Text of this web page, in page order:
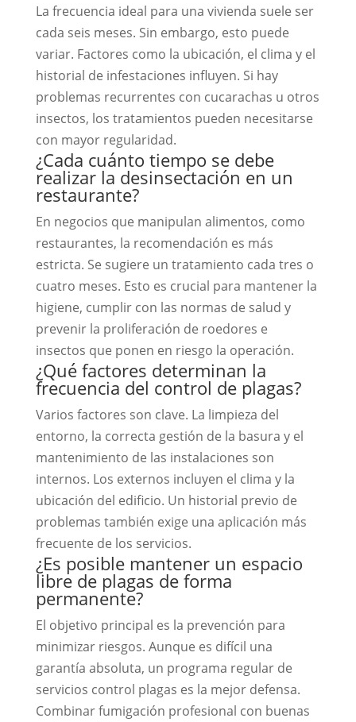
La frecuencia ideal para una vivienda suele ser
cada seis meses. Sin embargo, esto puede
variar. Factores como la ubicación, el clima y el
historial de infestaciones influyen. Si hay
problemas recurrentes con cucarachas u otros
insectos, los tratamientos pueden necesitarse
con mayor regularidad.
¿Cada cuánto tiempo se debe
realizar la desinsectación en un
restaurante?
En negocios que manipulan alimentos, como
restaurantes, la recomendación es más
estricta. Se sugiere un tratamiento cada tres o
cuatro meses. Esto es crucial para mantener la
higiene, cumplir con las normas de salud y
prevenir la proliferación de roedores e
insectos que ponen en riesgo la operación.
¿Qué factores determinan la
frecuencia del control de plagas?
Varios factores son clave. La limpieza del
entorno, la correcta gestión de la basura y el
mantenimiento de las instalaciones son
internos. Los externos incluyen el clima y la
ubicación del edificio. Un historial previo de
problemas también exige una aplicación más
frecuente de los servicios.
¿Es posible mantener un espacio
libre de plagas de forma
permanente?
El objetivo principal es la prevención para
minimizar riesgos. Aunque es difícil una
garantía absoluta, un programa regular de
servicios control plagas es la mejor defensa.
Combinar fumigación profesional con buenas